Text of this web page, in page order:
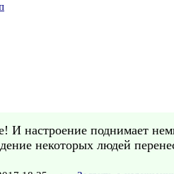
И настроение поднимает
некоторых людей